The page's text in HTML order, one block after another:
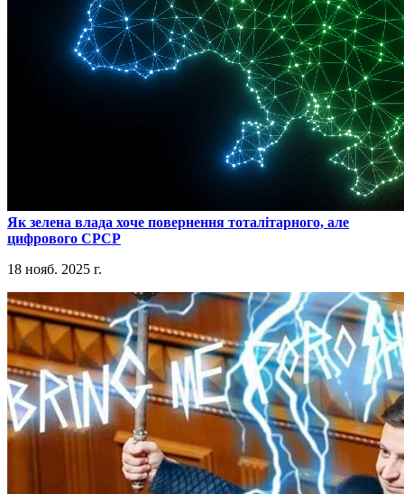
​Як зелена влада хоче повернення тоталітарного, але
цифрового СРСР
18 нояб. 2025 г.